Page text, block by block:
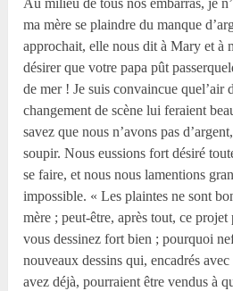
Au milieu de tous nos embarras, je
ma mère se plaindre du manque
approchait, elle nous dit à Mary et à
désirer que votre papa pût
de mer ! Je suis convaincue quel’air
changement de scène lui feraient
savez que nous n’avons pas
soupir. Nous eussions fort désiré
se faire, et nous nous lamentions
impossible. « Les plaintes ne sont
mère ; peut-être, après tout, ce
vous dessinez fort bien ; pourquoi
nouveaux dessins qui, encadrés
avez déjà, pourraient être vendus à